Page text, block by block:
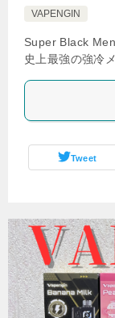
VAPENGIN
Super Black
史上最強の強冷
Tweet